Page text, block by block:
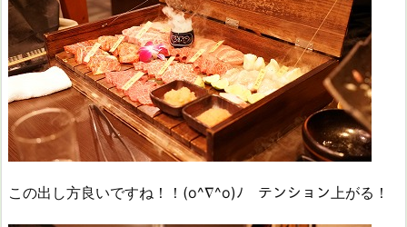
この出し方良いですね！！(o^∇^o)ﾉ テンション上がる！